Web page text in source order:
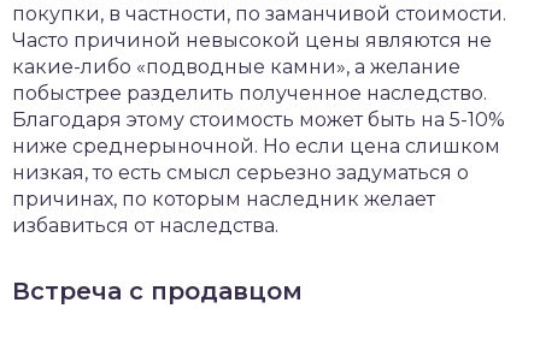
покупки, в частности, по заманчивой стоимости.
Часто причиной невысокой цены являются не
какие-либо «подводные камни», а желание
побыстрее разделить полученное наследство.
Благодаря этому стоимость может быть на 5-10%
ниже среднерыночной. Но если цена слишком
низкая, то есть смысл серьезно задуматься о
причинах, по которым наследник желает
избавиться от наследства.
Встреча с продавцом